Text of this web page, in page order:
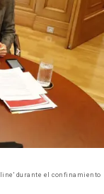
durante el confinamiento